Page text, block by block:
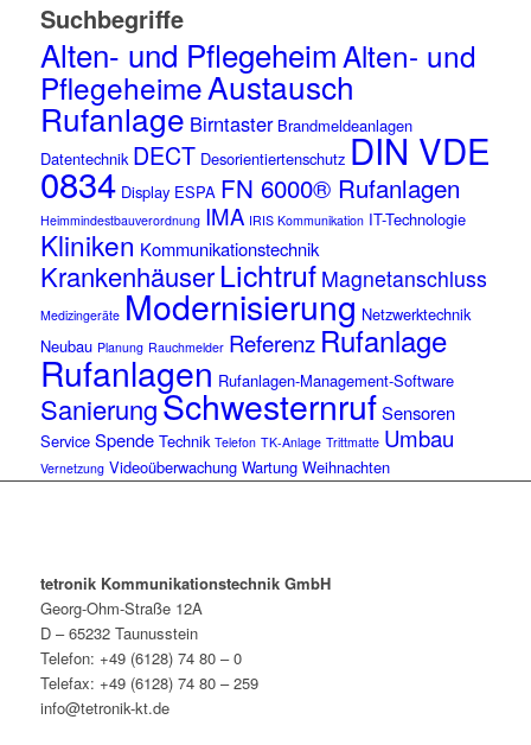
Suchbegriffe
Alten- und PflegeheimAlten- und
PflegeheimeAustausch
Rufanlage Birntaster Brandmeldeanlagen
Datentechnik DECT Desorientiertenschutz DIN VDE
0834 Display ESPA FN 6000® Rufanlagen
Heimmindestbauverordnung IMA IRIS Kommunikation IT-Technologie
Kliniken Kommunikationstechnik
Krankenhäuser Lichtruf Magnetanschluss
Medizingeräte Modernisierung Netzwerktechnik
Neubau Planung Rauchmelder Referenz Rufanlage
Rufanlagen Rufanlagen-Management-Software
SanierungSchwesternruf Sensoren
Service Spende Technik Telefon TK-Anlage Trittmatte Umbau
Vernetzung Videoüberwachung Wartung Weihnachten
tetronik Kommunikationstechnik GmbH
Georg-Ohm-Straße 12A
D – 65232 Taunusstein
Telefon: +49 (6128) 74 80 – 0
Telefax: +49 (6128) 74 80 – 259
info@tetronik-kt.de